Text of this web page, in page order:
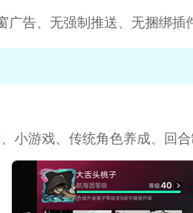
告、无强制推送、无捆绑插
小游戏、传统角色养成、回合